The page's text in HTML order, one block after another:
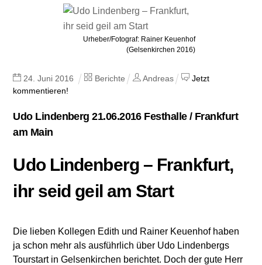
Urheber/Fotograf: Rainer Keuenhof
(Gelsenkirchen 2016)
24 .Juni 2016 Berichte Andreas
Jetzt
kommentieren!
Udo Lindenberg 21.06.2016 Festhalle / Frankfurt
am Main
Udo Lindenberg – Frankfurt,
ihr seid geil am Start
Die lieben Kollegen Edith und Rainer Keuenhof haben
ja schon mehr als ausführlich über Udo Lindenbergs
Tourstart in Gelsenkirchen berichtet. Doch der gute Herr